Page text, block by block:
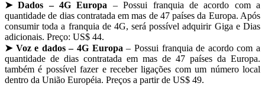
➤ Dados –4G Europa – Possui franquia de acordo com a
quantidade de dias contratada em mas de 47 países da Europa. Após
consumir toda a franquia de 4G, será possível adquirir Giga e Dias
adicionais. Preço: US$ 44.
➤ Voz e dados – 4G Europa– Possui franquia de acordo com a
quantidade de dias contratada em mas de 47 países da Europa.
também é possível fazer e receber ligações com um número local
dentro da União Européia. Preços a partir de US$ 49.